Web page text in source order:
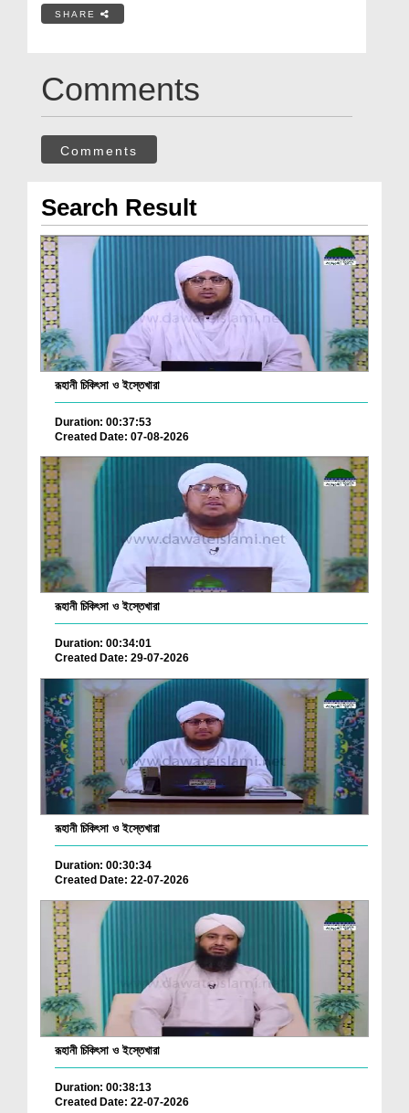
SHARE
Comments
Comments
Search Result
রূহানী চিকিৎসা ও ইস্তেখারা
Duration: 00:37:53
Created Date: 07-08-2026
রূহানী চিকিৎসা ও ইস্তেখারা
Duration: 00:34:01
Created Date: 29-07-2026
রূহানী চিকিৎসা ও ইস্তেখারা
Duration: 00:30:34
Created Date: 22-07-2026
রূহানী চিকিৎসা ও ইস্তেখারা
Duration: 00:38:13
Created Date: 22-07-2026